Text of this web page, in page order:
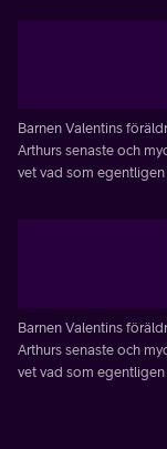
Barnen Valentins
Arthurs senaste och
vet vad som
Barnen Valentins
Arthurs senaste och
vet vad som